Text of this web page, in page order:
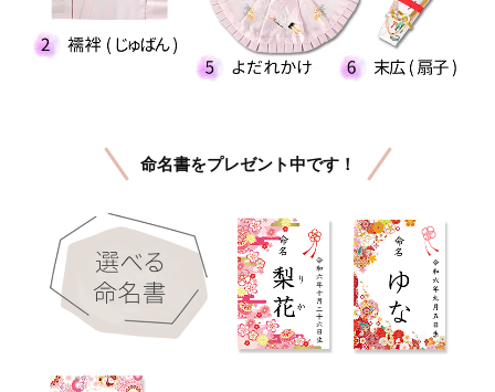
命名書をプレゼント中です！